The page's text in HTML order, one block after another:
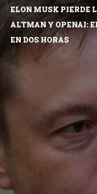
ELON MUSK PIERDE
ALTMAN Y OPENAI:
EN DOS HORAS